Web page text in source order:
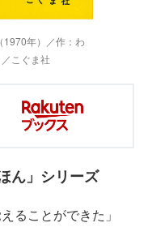
1970年）／作：わ
こぐま社
ん」シリーズ
ることができた」